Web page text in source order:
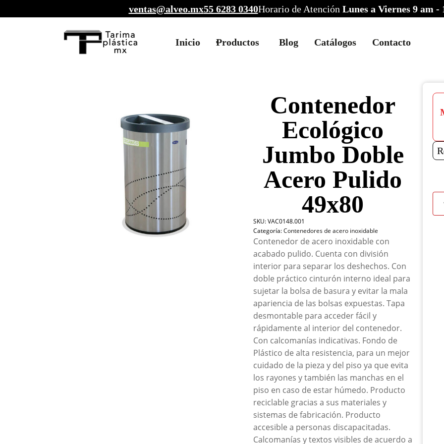
ventas@alveo.mx55 6283 0340Horario de Atención Lunes a Viernes 9 am
Inicio Productos Blog Catálogos Contacto
Contenedor
Ecológico
Jumbo Doble
Acero Pulido
49x80
SKU:VAC0148.001
Categoría:Contenedores de acero inoxidable
Contenedor de acero inoxidable con
acabado pulido. Cuenta con división
interior para separar los deshechos. Con
doble práctico cinturón interno ideal para
sujetar la bolsa de basura y evitar la mala
apariencia de las bolsas expuestas. Tapa
desmontable para acceder fácil y
rápidamente al interior del contenedor.
Con calcomanías indicativas. Fondo de
Plástico de alta resistencia, para un mejor
cuidado de la pieza y del piso ya que evita
los rayones y también las manchas en el
piso en caso de estar húmedo. Producto
reciclable gracias a sus materiales y
sistemas de fabricación. Producto
accesible a personas discapacitadas.
Calcomanías y textos visibles de acuerdo a